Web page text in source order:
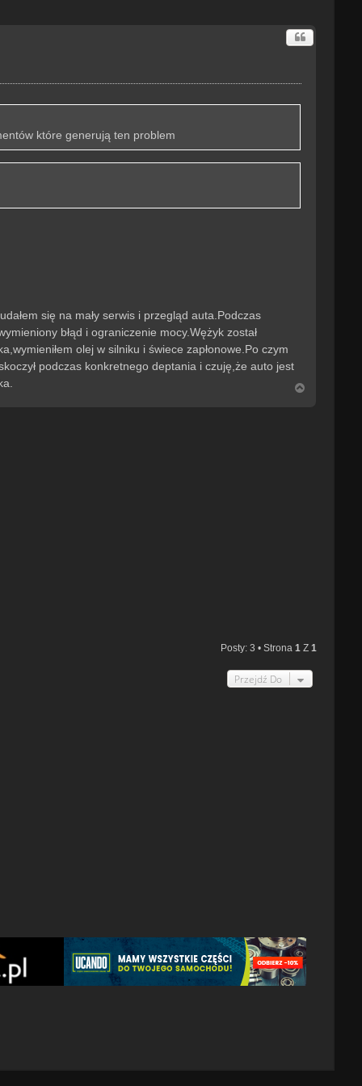
które generują ten problem
się na mały serwis i przegląd auta.Podczas
błąd i ograniczenie mocy.Wężyk został
olej w silniku i świece zapłonowe.Po czym
podczas konkretnego deptania i czuję,że auto jest
Posty: 3 • Strona1 Z1
Przejdź Do